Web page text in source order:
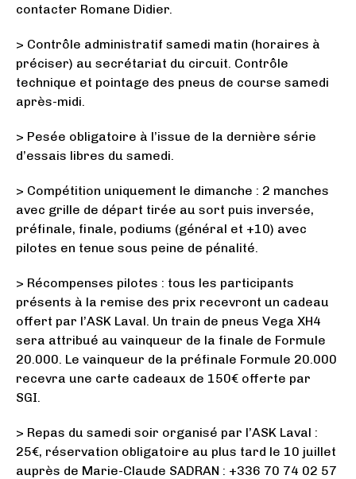
contacter Romane Didier.
> Contrôle administratif samedi matin (horaires à
préciser) au secrétariat du circuit. Contrôle
technique et pointage des pneus de course samedi
après-midi.
> Pesée obligatoire à l’issue de la dernière série
d’essais libres du samedi.
> Compétition uniquement le dimanche : 2 manches
avec grille de départ tirée au sort puis inversée,
préfinale, finale, podiums (général et +10) avec
pilotes en tenue sous peine de pénalité.
> Récompenses pilotes : tous les participants
présents à la remise des prix recevront un cadeau
offert par l’ASK Laval. Un train de pneus Vega XH4
sera attribué au vainqueur de la finale de Formule
20.000. Le vainqueur de la préfinale Formule 20.000
recevra une carte cadeaux de 150€ offerte par
SGI.
> Repas du samedi soir organisé par l’ASK Laval :
25€, réservation obligatoire au plus tard le 10 juillet
auprès de Marie-Claude SADRAN : +336 70 74 02 57